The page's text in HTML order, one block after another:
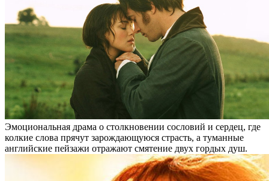
Эмоциональная драма о столкновении сословий и сердец, где
колкие слова прячут зарождающуюся страсть, а туманные
английские пейзажи отражают смятение двух гордых душ.